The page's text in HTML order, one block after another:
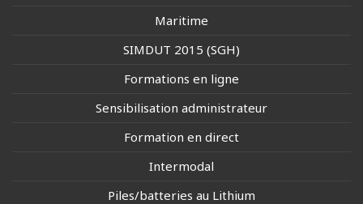
Maritime
SIMDUT 2015 (SGH)
Formations en ligne
Sensibilisation administrateur
Formation en direct
Intermodal
Piles/batteries au Lithium